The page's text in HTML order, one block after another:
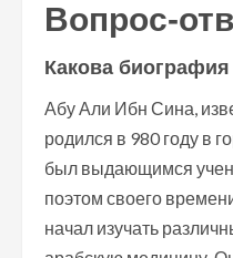
Вопрос-
Какова
Абу Али Ибн Сина,
родился в 980 году в
был выдающимся
поэтом своего
начал изучать